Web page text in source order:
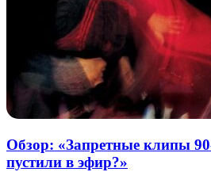
Обзор: «Запретные клипы
пустили в эфир?»